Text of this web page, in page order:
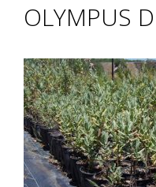
OLYMPUS